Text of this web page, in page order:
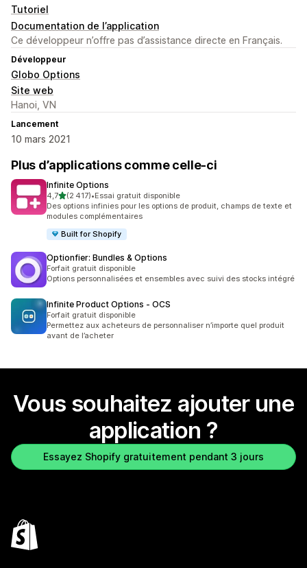
Tutoriel
Documentation de l’application
Ce développeur n’offre pas d’assistance directe en Français.
Développeur
Globo Options
Site web
Hanoi, VN
Lancement
10 mars 2021
Plus d’applications comme celle-ci
Infinite Options
4,7étoile(s) sur 5
(2 417)
2417 avis au total
•Essai gratuit disponible
Des options infinies pour les options de produit, champs de texte et
modules complémentaires
Built for Shopify
Optionfier: Bundles & Options
Forfait gratuit disponible
Options personnalisées et ensembles avec suivi des stocks intégré
Infinite Product Options ‑ OCS
Forfait gratuit disponible
Permettez aux acheteurs de personnaliser n’importe quel produit
avant de l’acheter
Vous souhaitez ajouter une
application ?
Essayez Shopify gratuitement pendant 3 jours